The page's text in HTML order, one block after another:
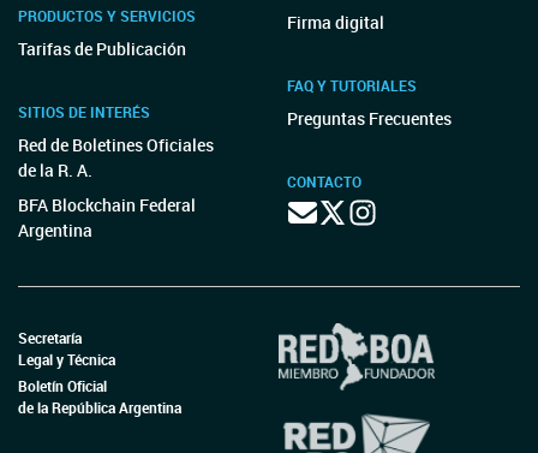
PRODUCTOS Y SERVICIOS
Tarifas de Publicación
SITIOS DE INTERÉS
Red de Boletines Oficiales
de la R. A.
BFA Blockchain Federal
Argentina
Firma digital
FAQ Y TUTORIALES
Preguntas Frecuentes
CONTACTO
Secretaría
Legal y Técnica
Boletín Oficial
de la República Argentina